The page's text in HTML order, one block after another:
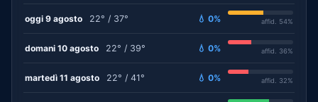
oggi 9 agosto 22° / 37° 💧 0% affid. 54%
domani 10 agosto 22° / 39° 💧 0% affid. 36%
martedì 11 agosto 22° / 41° 💧 0% affid. 32%